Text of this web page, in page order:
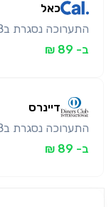
כאל
התערוכה נסגרת ב27.8
ב- 89 ₪
דיינרס
התערוכה נסגרת ב27.8
ב- 89 ₪